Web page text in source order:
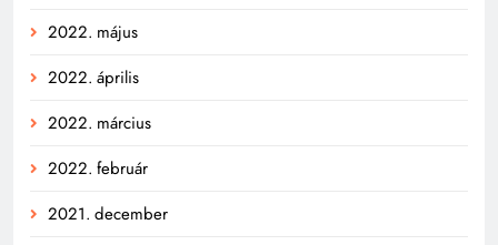
2022. május
2022. április
2022. március
2022. február
2021. december